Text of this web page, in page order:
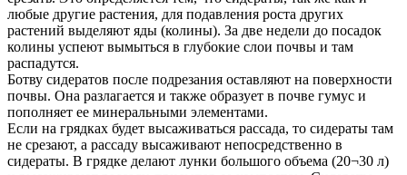
любые другие растения, для подавления роста других
растений выделяют яды (колины). За две недели до посадок
колины успеют вымыться в глубокие слои почвы и там
распадутся.
Ботву сидератов после подрезания оставляют на поверхности
почвы. Она разлагается и также образует в почве гумус и
пополняет ее минеральными элементами.
Если на грядках будет высаживаться рассада, то сидераты там
не срезают, а рассаду высаживают непосредственно в
сидераты. В грядке делают лунки большого объема (20¬30 л)